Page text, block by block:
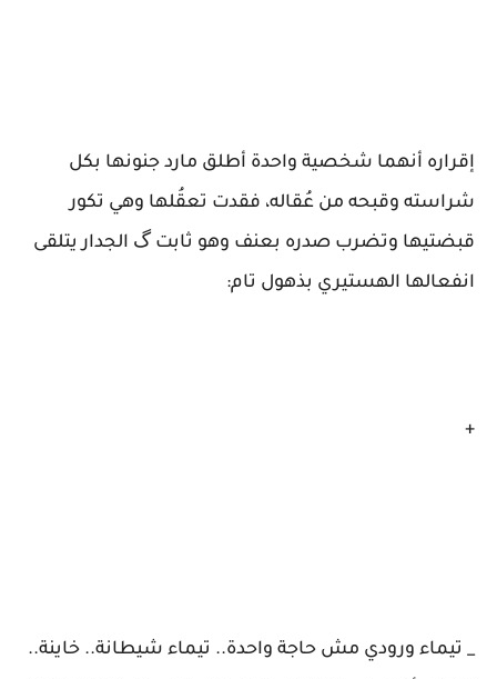
إقراره أنهما شخصية واحدة أطلق مارد جنونها بكل
شراسته وقبحه من عُقاله، فقدت تعقُلها وهي تكور
قبضتيها وتضرب صدره بعنف وهو ثابت گ الجدار يتلقى
انفعالها الهستيري بذهول تام:
+
_ تيماء ورودي مش حاجة واحدة.. تيماء شيطانة.. خاينة..